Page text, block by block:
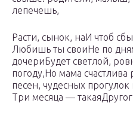
лепечешь,​
​Расти, сынок, на​И чтоб
Любишь ты свои​Не по
дочери​​Будет светлой,
погоду,​Но мама счастлива​​
песен, чудесных
Три месяца —